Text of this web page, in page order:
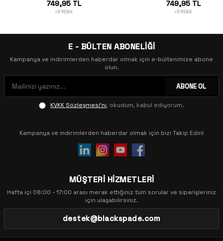
749,95 TL
+3 RENK
749,95 TL
+3 RENK
E - BÜLTEN ABONELİĞİ
Kampanya ve indirimlerden haberdar olmak için e-bültenimize abone
olun.
ABONE OL
KVKK Sözleşmesi'ni, okudum, kabul ediyorum.
Kampanya ve indirimlerden haberdar olmak için bizi Takip Edin!
MÜŞTERİ HİZMETLERİ
Hafta içi 08:00 - 17:00 arası merak ettiğiniz tüm sorular ve siparişleriniz
için ulaşabilirsiniz.
destek@blackspade.com